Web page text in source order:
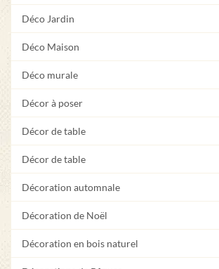
Déco Jardin
Déco Maison
Déco murale
Décor à poser
Décor de table
Décor de table
Décoration automnale
Décoration de Noël
Décoration en bois naturel